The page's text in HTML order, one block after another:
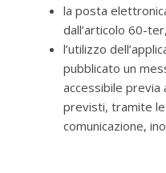
la posta
dall’articolo 60-
l’utilizzo
pubblicato un
accessibile previa
previsti, tramite le
comunicazione,